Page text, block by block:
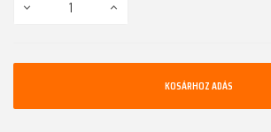
KOSÁRHOZ ADÁS